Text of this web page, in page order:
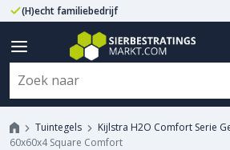
(H)echt familiebedrijf
Tuintegels Kijlstra H2O Comfort Serie
60x60x4 Square Comfort